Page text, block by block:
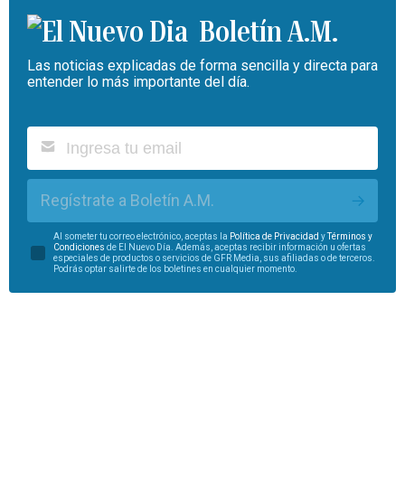
Boletín A.M.
Las noticias explicadas de forma sencilla y directa para
entender lo más importante del día.
Regístrate a Boletín A.M.
Al someter tu correo electrónico, aceptas la Política de Privacidad yTérminos y
Condiciones de El Nuevo Día. Además, aceptas recibir información u ofertas
especiales de productos o servicios de GFR Media, sus afiliadas o de terceros.
Podrás optar salirte de los boletines en cualquier momento.